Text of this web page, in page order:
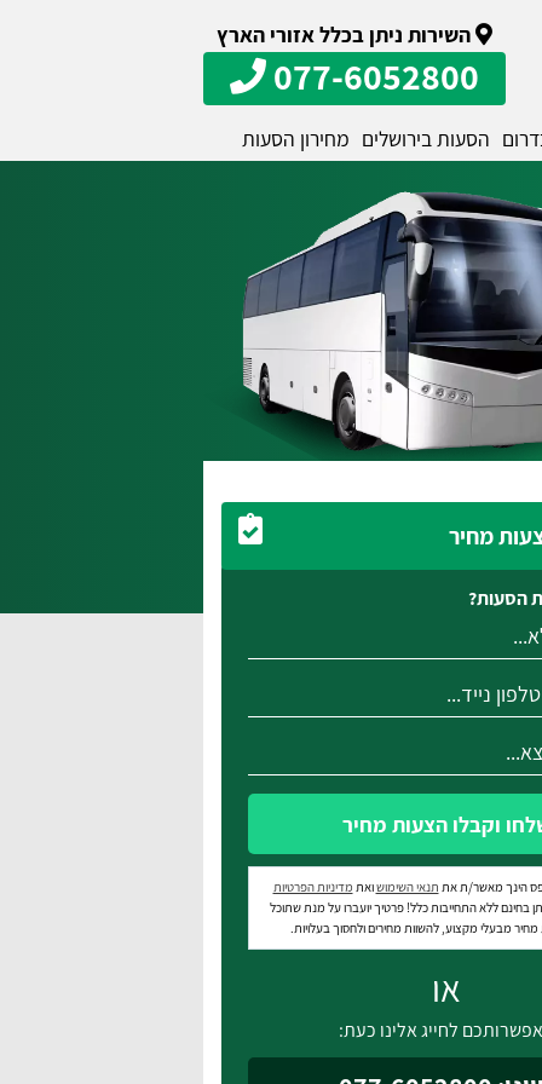
השירות ניתן בכלל אזורי הארץ
077-6052800
הסעות בירושלים מחירון הסעות
הסעות?
וקבלו הצעות מחיר
הינך מאשר/ת את תנאי השימושואת מדיניות הפרטיות
בחינם ללא התחייבות כלל! פרטיך יועברו על מנת שתוכל
מבעלי מקצוע, להשוות מחירים ולחסוך בעלויות.
או
לחייג אלינו כעת: